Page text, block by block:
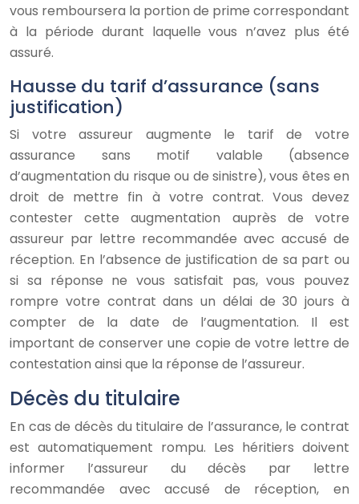
vous remboursera la portion de prime correspondant
à la période durant laquelle vous n’avez plus été
assuré.
Hausse du tarif d’assurance (sans
justification)
Si votre assureur augmente le tarif de votre
assurance sans motif valable (absence
d’augmentation du risque ou de sinistre), vous êtes en
droit de mettre fin à votre contrat. Vous devez
contester cette augmentation auprès de votre
assureur par lettre recommandée avec accusé de
réception. En l’absence de justification de sa part ou
si sa réponse ne vous satisfait pas, vous pouvez
rompre votre contrat dans un délai de 30 jours à
compter de la date de l’augmentation. Il est
important de conserver une copie de votre lettre de
contestation ainsi que la réponse de l’assureur.
Décès du titulaire
En cas de décès du titulaire de l’assurance, le contrat
est automatiquement rompu. Les héritiers doivent
informer l’assureur du décès par lettre
recommandée avec accusé de réception, en